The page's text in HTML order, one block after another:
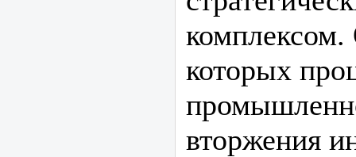
комплексом.
которых
вторжения